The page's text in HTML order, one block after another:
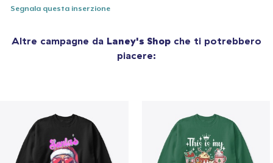
Segnala questa inserzione
Altre campagne da Laney's Shop che ti potrebbero
piacere: